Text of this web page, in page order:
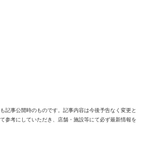
記事公開時のものです。記事内容は今後予告なく変更と
参考にしていただき、店舗・施設等にて必ず最新情報を